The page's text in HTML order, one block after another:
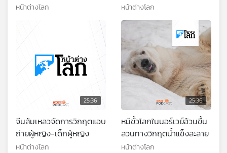
หน้าต่างโลก หน้าต่างโลก
25:36
จีนล้มเหลวจัดการวิกฤตแอบ
ถ่ายผู้หญิง-เด็กผู้หญิง
หน้าต่างโลก
25:36
หมีขั้วโลกในนอร์เวย์อ้วนขึ้น
สวนทางวิกฤตน้ำแข็งละลาย
หน้าต่างโลก